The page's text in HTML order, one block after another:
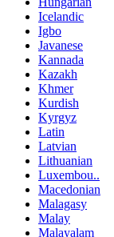
Icelandic
Igbo
Javanese
Kannada
Kazakh
Khmer
Kurdish
Kyrgyz
Latin
Latvian
Lithuanian
Luxembou..
Macedonian
Malagasy
Malay
Malayalam